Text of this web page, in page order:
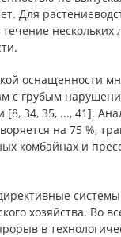
Для
нескольких
оснащенности
с грубым
[8, 34, 35, ..., 41].
на 75 %,
комбайнах и
хозяйства. Во
в